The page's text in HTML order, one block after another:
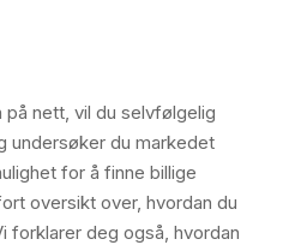
på nett, vil du selvfølgelig
undersøker du markedet
for å finne billige
oversikt over, hvordan du
forklarer deg også, hvordan